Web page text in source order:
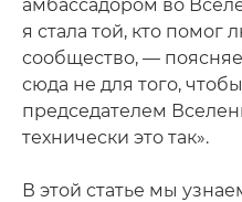
амбассадором во
я стала той, кто помог
сообщество, —
сюда не для того,
председателем
технически это так».
В этой статье мы